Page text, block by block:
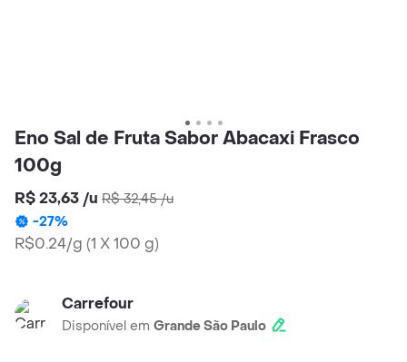
Eno Sal de Fruta Sabor Abacaxi Frasco
100g
R$ 23,63 /u R$ 32,45/u
-27%
R$0.24/g (1 X 100 g)
Carrefour
Disponível em Grande São Paulo